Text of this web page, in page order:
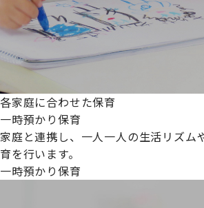
各家庭に合わせた保育
一時預かり保育
家庭と連携し、一人一人の生活リズム
育を行います。
一時預かり保育